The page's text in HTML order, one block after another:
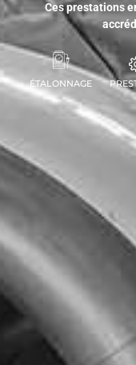
Ces prestations
ÉTALONNAGE